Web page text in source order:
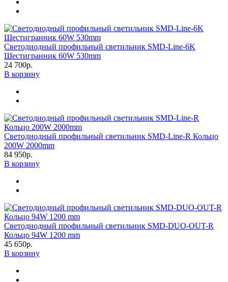
Светодиодный профильный светильник SMD-Line-6K
Шестигранник 60W 530mm
24 700р.
В корзину
Светодиодный профильный светильник SMD-Line-R Кольцо
200W 2000mm
84 950р.
В корзину
Светодиодный профильный светильник SMD-DUO-OUT-R
Кольцо 94W 1200 mm
45 650р.
В корзину